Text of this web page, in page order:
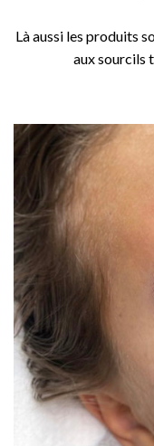
Là aussi les produits
aux sourcils